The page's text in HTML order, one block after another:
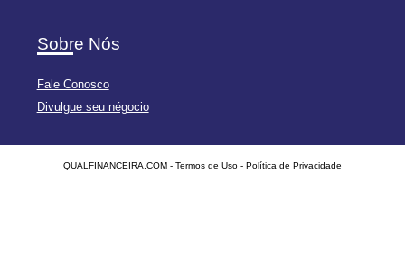
Sobre Nós
Fale Conosco
Divulgue seu négocio
QUALFINANCEIRA.COM - Termos de Uso - Política de Privacidade